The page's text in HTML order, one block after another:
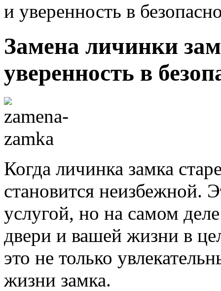
и уверенность в
Замена личинки
уверенность в
Когда личинка замка
становится неизбежной.
услугой, но на самом
двери и вашей жизни в
это не только
жизни замка.